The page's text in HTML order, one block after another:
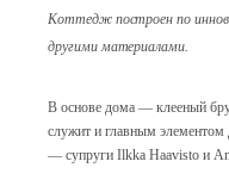
Коттедж построен по
другими материалами.
В основе дома — клееный
служит и главным
— супруги Ilkka Haavisto и